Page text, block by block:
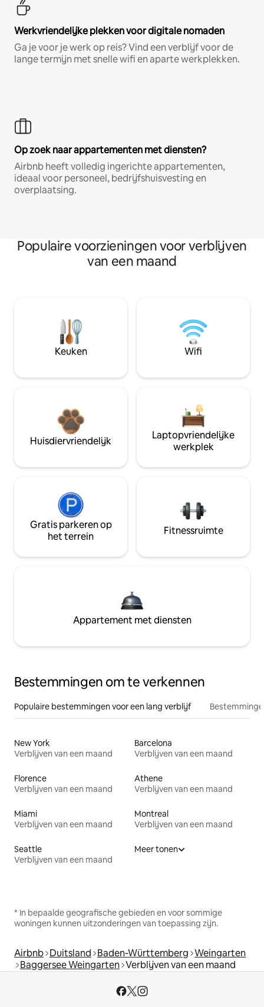
Werkvriendelijke plekken voor digitale nomaden
Ga je voor je werk op reis? Vind een verblijf voor de
lange termijn met snelle wifi en aparte werkplekken.
Op zoek naar appartementen met diensten?
Airbnb heeft volledig ingerichte appartementen,
ideaal voor personeel, bedrijfshuisvesting en
overplaatsing.
Populaire voorzieningen voor verblijven
van een maand
Keuken Wifi
Huisdiervriendelijk
Laptopvriendelijke
werkplek
Gratis parkeren op
het terrein
Fitnessruimte
Appartement met diensten
Bestemmingen om te verkennen
Populaire bestemmingen voor een lang verblijf
New York
Verblijven van een maand
Barcelona
Verblijven van een maand
Florence
Verblijven van een maand
Athene
Verblijven van een maand
Miami
Verblijven van een maand
Montreal
Verblijven van een maand
Seattle
Verblijven van een maand
Meer tonen
* In bepaalde geografische gebieden en voor sommige
woningen kunnen uitzonderingen van toepassing zijn.
Airbnb Duitsland Baden-Württemberg Weingarten
Baggersee Weingarten Verblijven van een maand